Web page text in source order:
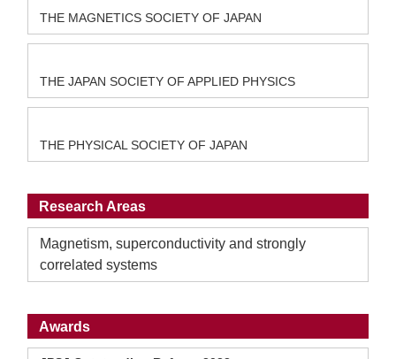
THE MAGNETICS SOCIETY OF JAPAN
THE JAPAN SOCIETY OF APPLIED PHYSICS
THE PHYSICAL SOCIETY OF JAPAN
Research Areas
Magnetism, superconductivity and strongly
correlated systems
Awards